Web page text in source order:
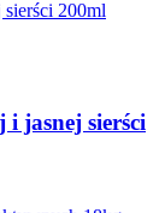
i jasnej sierści